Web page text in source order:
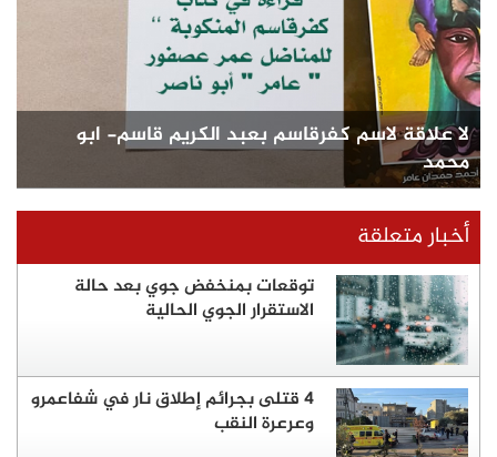
لا علاقة لاسم كفرقاسم بعبد الكريم قاسم- ابو
محمد
أخبار متعلقة
توقعات بمنخفض جوي بعد حالة
الاستقرار الجوي الحالية
4 قتلى بجرائم إطلاق نار في شفاعمرو
وعرعرة النقب